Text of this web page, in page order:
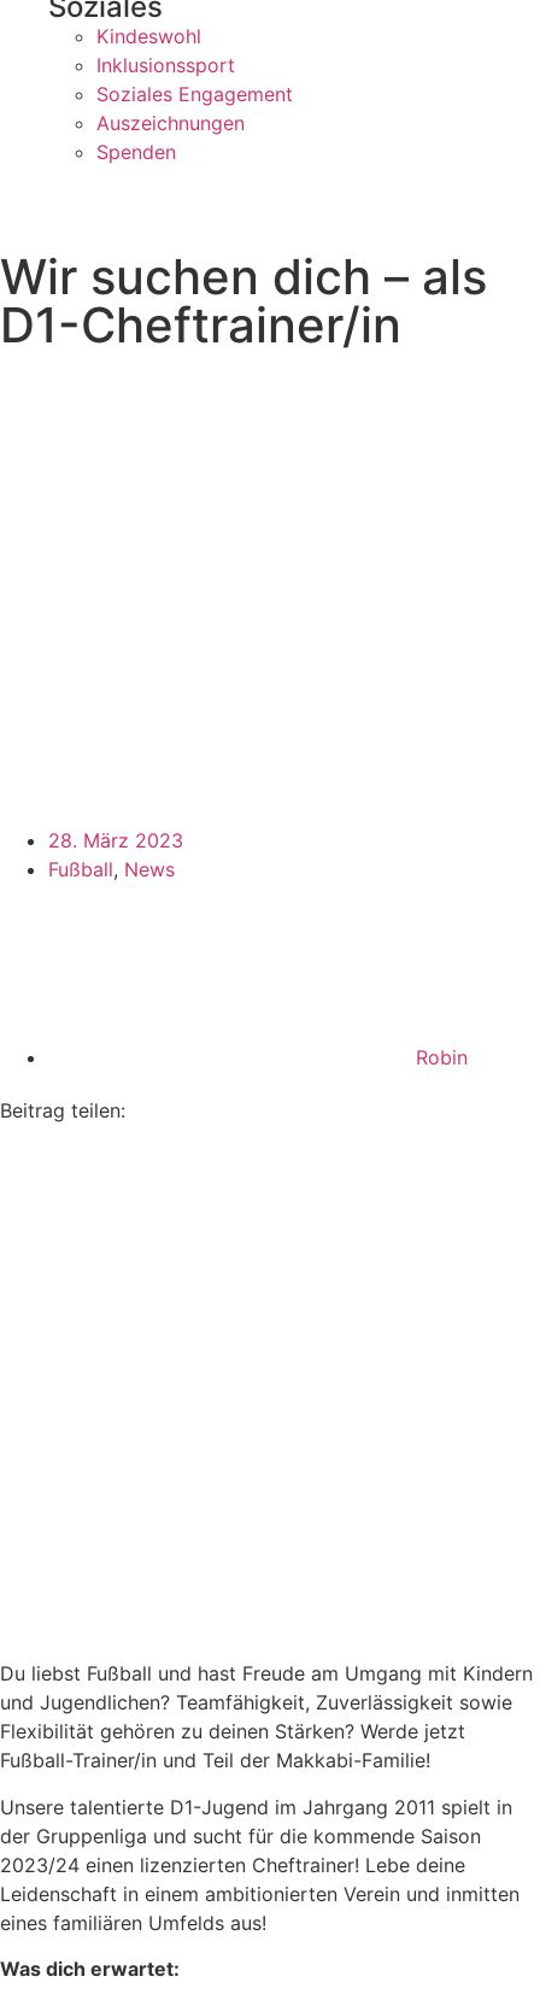
Kindeswohl
Inklusionssport
Soziales Engagement
Auszeichnungen
Spenden
Wir suchen dich – als
D1-Cheftrainer/in
28. März 2023
Fußball, News
Robin
Beitrag teilen:
Du liebst Fußball und hast Freude am Umgang mit Kindern
und Jugendlichen? Teamfähigkeit, Zuverlässigkeit sowie
Flexibilität gehören zu deinen Stärken? Werde jetzt
Fußball-Trainer/in und Teil der Makkabi-Familie!
Unsere talentierte D1-Jugend im Jahrgang 2011 spielt in
der Gruppenliga und sucht für die kommende Saison
2023/24 einen lizenzierten Cheftrainer! Lebe deine
Leidenschaft in einem ambitionierten Verein und inmitten
eines familiären Umfelds aus!
Was dich erwartet: